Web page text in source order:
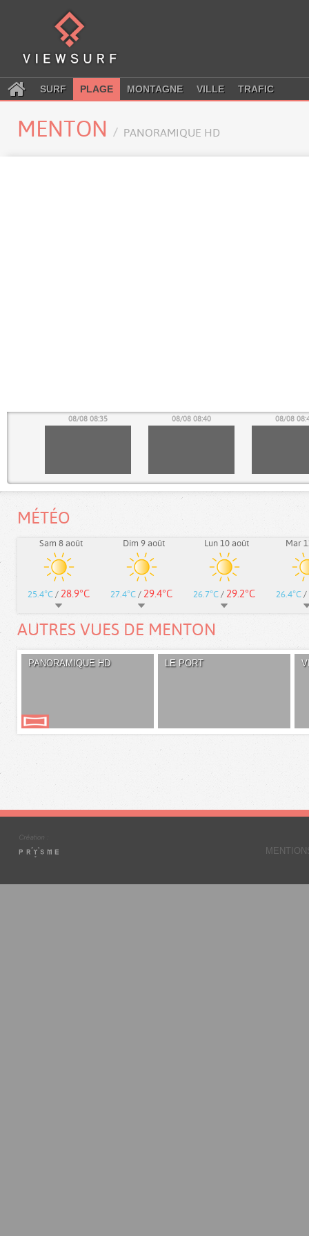
SURF PLAGE MONTAGNE VILLE TRAFIC
MENTON PANORAMIQUE HD
08/08 08:35 08/08 08:40 08/08
MÉTÉO
Sam 8 août
25.4°C / 28.9°C
Dim 9 août
27.4°C / 29.4°C
Lun 10 août
26.7°C / 29.2°C
Mar
26.4°C /
AUTRES VUES DE MENTON
PANORAMIQUE HD LE PORT